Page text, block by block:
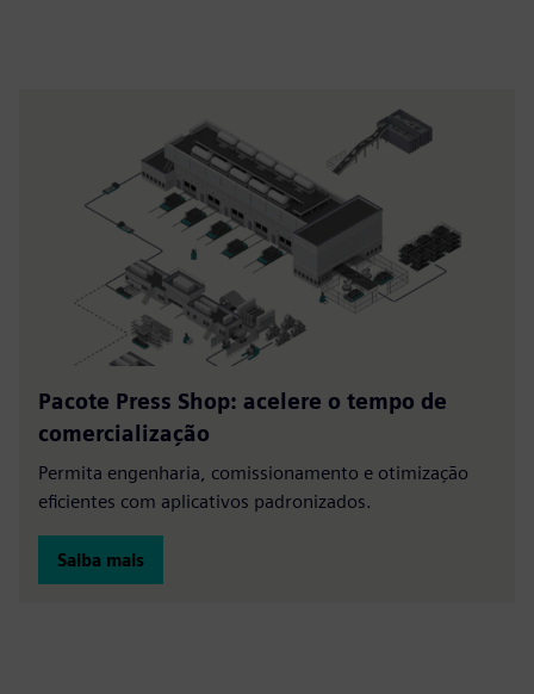
Pacote Press Shop: acelere o tempo de
comercialização
Permita engenharia, comissionamento e otimização
eficientes com aplicativos padronizados.
Saiba mais